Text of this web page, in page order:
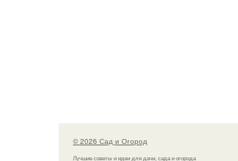
© 2026 Сад и Огород
Лучшие советы и идеи для дачи, сада и огорода